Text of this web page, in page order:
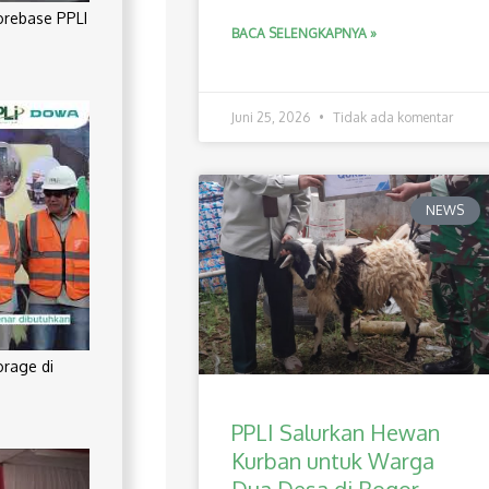
PPLI
di
BACA SELENGKAPNYA »
Juni 25, 2026 Tidak ada komentar
NEWS
PPLI Salurkan Hewan
Kurban untuk Warga